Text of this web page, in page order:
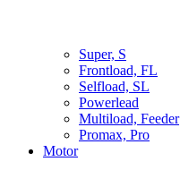
Super, S
Frontload, FL
Selfload, SL
Powerlead
Multiload, Feeder
Promax, Pro
Motor